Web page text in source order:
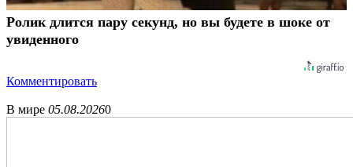
Ролик длится пару секунд, но вы будете в шоке от
увиденного
Комментировать
В мире 05.08.20260